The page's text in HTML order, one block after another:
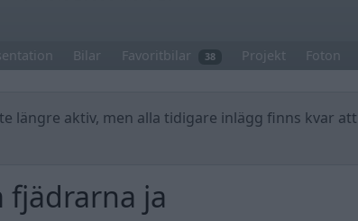
Bilar Favoritbilar 38 Projekt Foton
längre aktiv, men alla tidigare inlägg finns kvar
fjädrarna ja